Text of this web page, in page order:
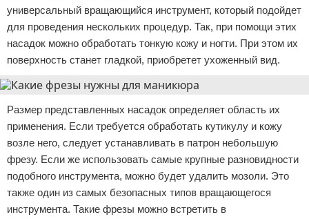
универсальный вращающийся инструмент, который подойдет
для проведения нескольких процедур. Так, при помощи этих
насадок можно обработать тонкую кожу и ногти. При этом их
поверхность станет гладкой, приобретет ухоженный вид.
Размер представленных насадок определяет область их
применения. Если требуется обработать кутикулу и кожу
возле него, следует устанавливать в патрон небольшую
фрезу. Если же использовать самые крупные разновидности
подобного инструмента, можно будет удалить мозоли. Это
также один из самых безопасных типов вращающегося
инструмента. Такие фрезы можно встретить в